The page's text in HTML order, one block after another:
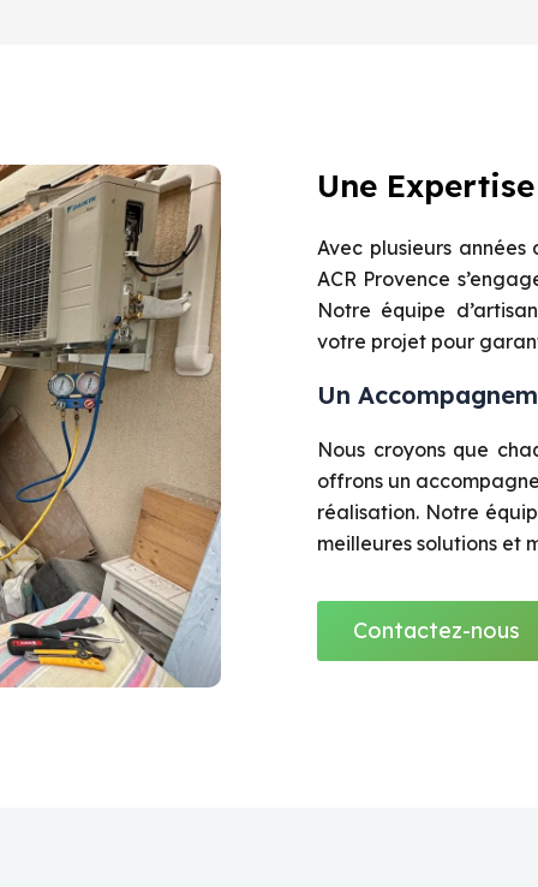
Une
Avec plusieurs
ACR Provence
Notre équipe
votre projet pour
Un
Nous croyons que
offrons un
réalisation. Notre
meilleures solutions et
Contactez-nous